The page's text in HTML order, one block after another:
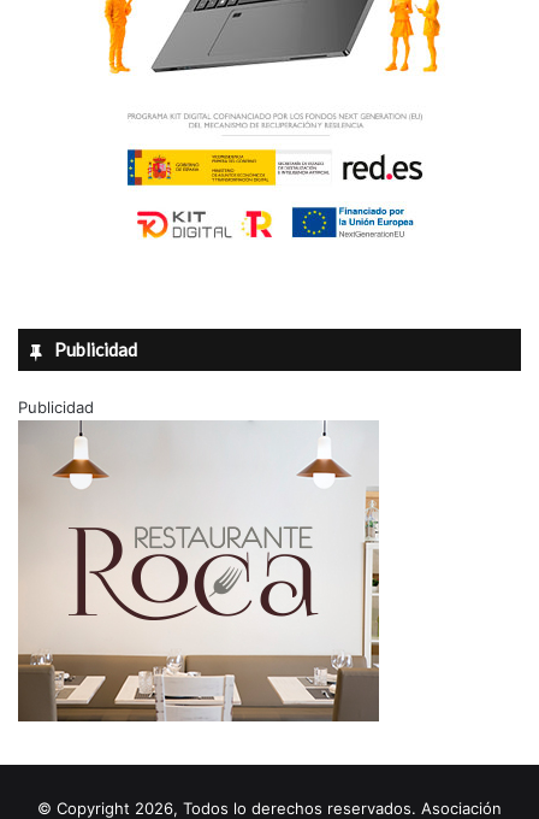
Publicidad
Publicidad
© Copyright 2026, Todos lo derechos reservados. Asociación